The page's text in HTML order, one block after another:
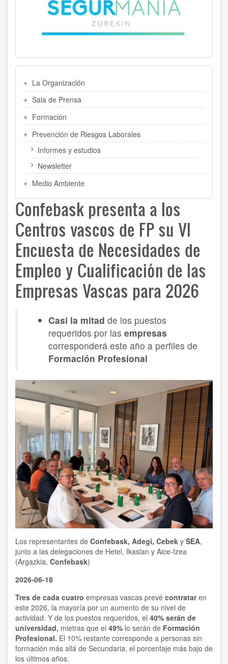
LATERAL
La Organización
Sala de Prensa
Formación
Prevención de Riesgos Laborales
Informes y estudios
Newsletter
Medio Ambiente
Confebask presenta a los
Centros vascos de FP su VI
Encuesta de Necesidades de
Empleo y Cualificación de las
Empresas Vascas para 2026
Casi la mitad de los puestos
requeridos por las empresas
corresponderá este año a perfiles de
Formación Profesional
Los representantes de Confebask, Adegi, Cebek y SEA,
junto a las delegaciones de Hetel, Ikaslan y Aice-Izea
(Argazkia, Confebask)
2026-06-18
Tres de cada cuatro empresas vascas prevé contrataren
este 2026, la mayoría por un aumento de su nivel de
actividad. Y de los puestos requeridos, el 40% serán de
universidad, mietras que el 49% lo serán de Formación
Profesional. El 10% restante corresponde a personas sin
formación más allá de Secundaria, el porcentaje más bajo de
los últimos años.